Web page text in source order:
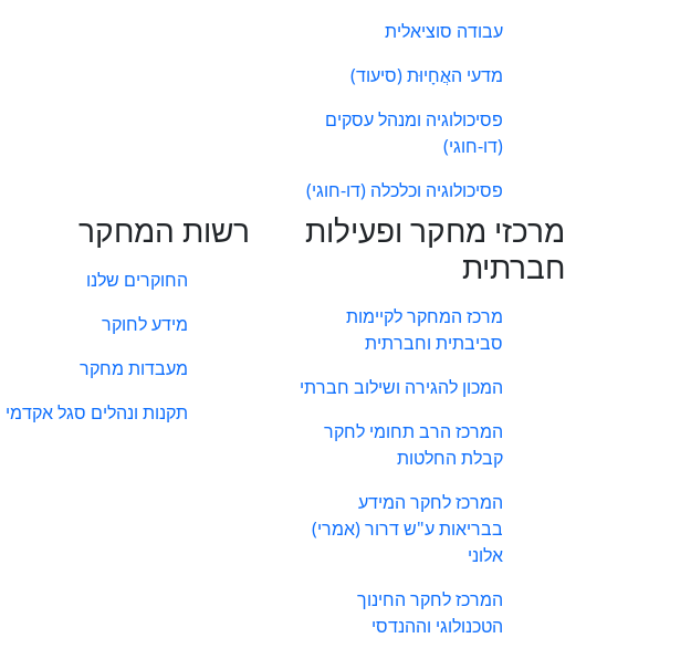
עבודה סוציאלית
מדעי האֲחָיוּת (סיעוד)
פסיכולוגיה ומנהל עסקים
(דו-חוגי)
פסיכולוגיה וכלכלה (דו-חוגי)
מרכזי מחקר ופעילות
חברתית
מרכז המחקר לקיימות
סביבתית וחברתית
המכון להגירה ושילוב חברתי
המרכז הרב תחומי לחקר
קבלת החלטות
המרכז לחקר המידע
בבריאות ע"ש דרור (אמרי)
אלוני
המרכז לחקר החינוך
הטכנולוגי וההנדסי
רשות המחקר
החוקרים שלנו
מידע לחוקר
מעבדות מחקר
תקנות ונהלים סגל אקדמי